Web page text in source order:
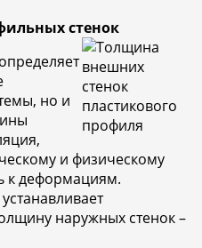
стенок
но и
и физическому
к деформациям.
наружных стенок –